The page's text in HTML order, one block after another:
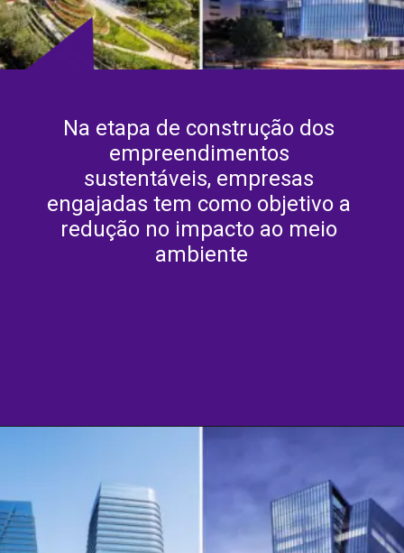
Na etapa de construção dos
empreendimentos
sustentáveis, empresas
engajadas tem como objetivo a
redução no impacto ao meio
ambiente